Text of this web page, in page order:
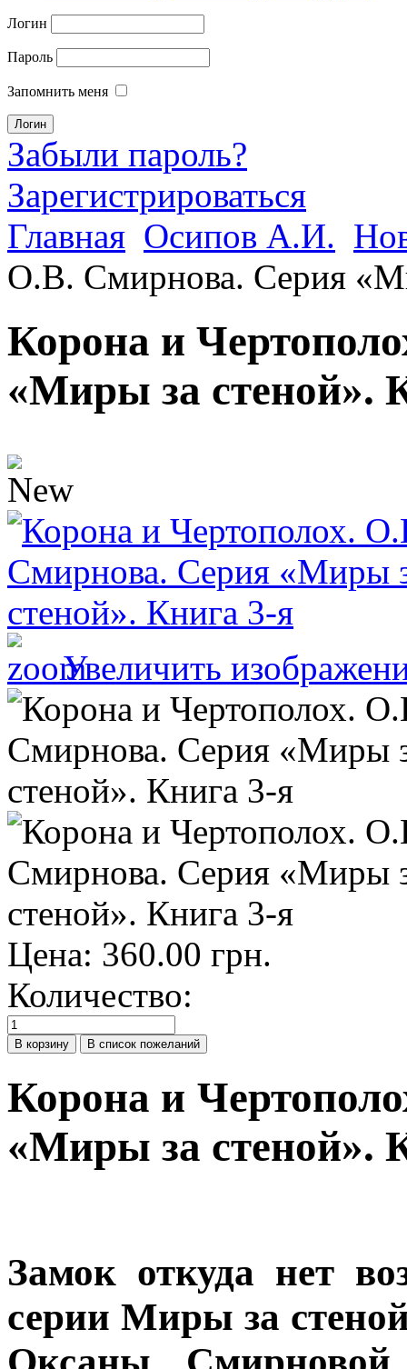
Логин
Пароль
Запомнить меня
Забыли пароль?
Зарегистрироваться
Главная Осипов А.И.
О.В. Смирнова. Серия
Корона и
«Миры за стеной».
Увеличить
Цена: 360.00 грн.
Количество:
Корона и
«Миры за стеной».
Замок откуда нет
серии Миры за